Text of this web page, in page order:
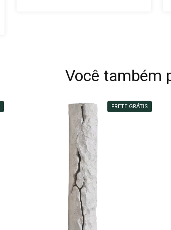
Você também
FRETE GRÁTIS